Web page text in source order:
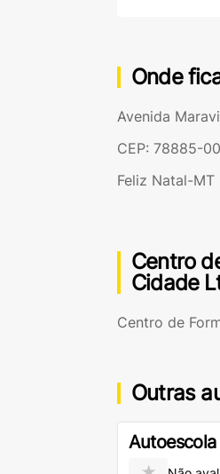
Onde
Avenida
CEP: 78885-
Feliz Natal-MT
Centro
Cidade
Centro de
Outras